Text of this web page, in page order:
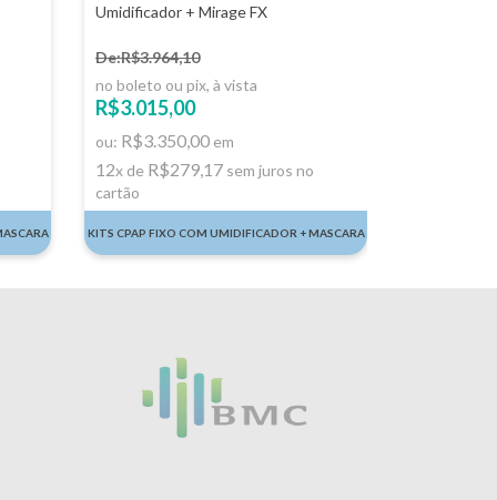
Umidificador + Mirage FX
De:R$3.964,10
no boleto ou pix, à vista
R$3.015,00
ou: R$3.350,00 em
12x de R$279,17 sem juros no
cartão
KITS CPAP FIXO COM UMIDIFICADOR + MASCARA